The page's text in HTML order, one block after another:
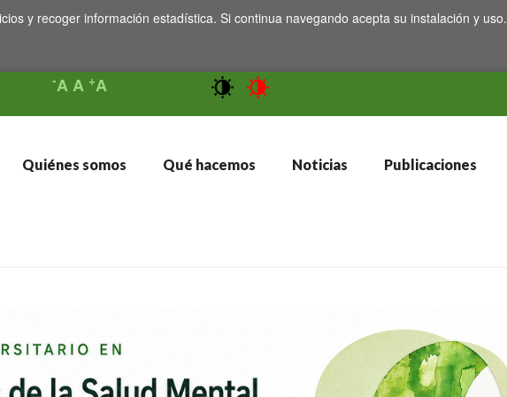
y recoger información estadística. Si continua navegando acepta su instalación y uso.
-AA +A
Quiénes somos Qué hacemos Noticias Publicaciones